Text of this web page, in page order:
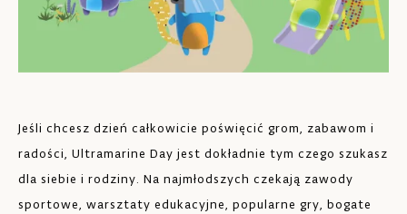
Jeśli chcesz dzień całkowicie poświęcić grom, zabawom i
radości, Ultramarine Day jest dokładnie tym czego szukasz
dla siebie i rodziny. Na najmłodszych czekają zawody
sportowe, warsztaty edukacyjne, popularne gry, bogate